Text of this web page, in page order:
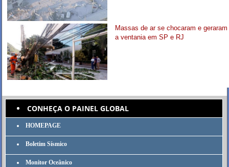
Massas de ar se chocaram e geraram
a ventania em SP e RJ
CONHEÇA O PAINEL GLOBAL
HOMEPAGE
Boletim Sísmico
Monitor Oceânico